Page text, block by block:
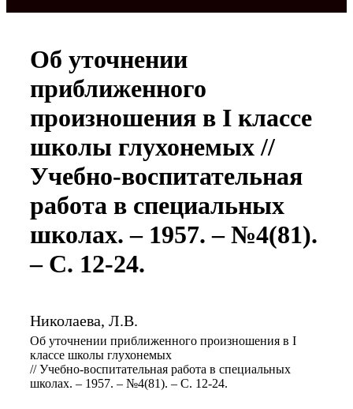
Об уточнении
приближенного
произношения в I классе
школы глухонемых //
Учебно-воспитательная
работа в специальных
школах. – 1957. – №4(81).
– С. 12-24.
Николаева, Л.В.
Об уточнении приближенного произношения в I
классе школы глухонемых
// Учебно-воспитательная работа в специальных
школах. – 1957. – №4(81). – С. 12-24.